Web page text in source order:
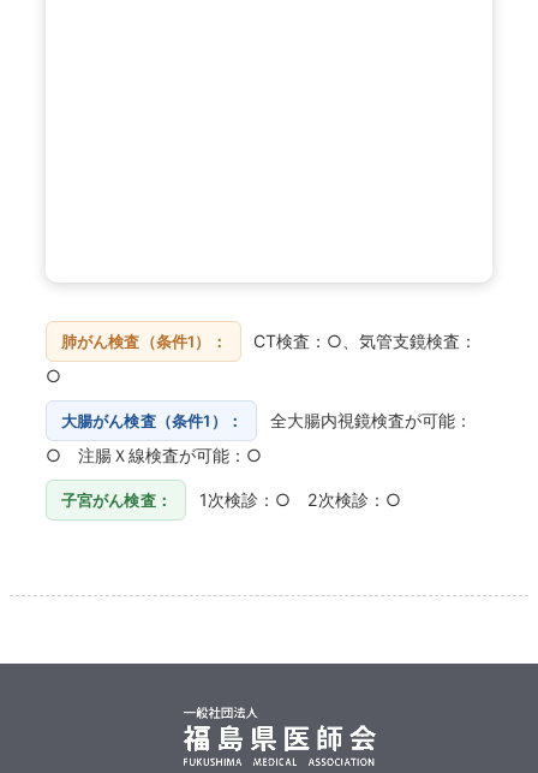
肺がん検査（条件1）：
CT検査：○、気管支鏡検査：
○
大腸がん検査（条件1）：
全大腸内視鏡検査が可能：
○ 注腸Ｘ線検査が可能：○
子宮がん検査： 1次検診：○ 2次検診：○